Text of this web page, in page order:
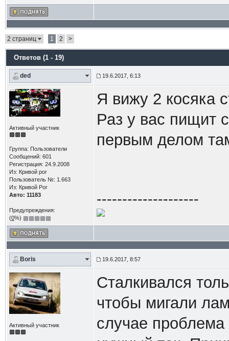
2 страниц 1 2 >
Ответов (1 - 19)
ded 19.6.2017, 6:13
Активный участник
Группа: Пользователи
Сообщений: 601
Регистрация: 24.9.2008
Из: Кривой рог
Пользователь №: 1.663
Из: Кривой Рог
Авто: 11183
Предупреждения:
(0%)
Я вижу 2 косяка
Раз у вас пищит
первым делом
--------------------
Boris 19.6.2017, 8:57
Активный участник
Сталкивался
чтобы мигали
случае проблема